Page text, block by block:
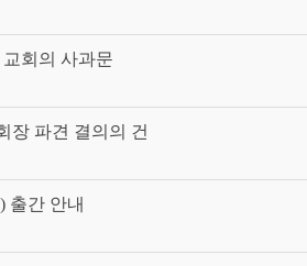
회의 사과문
장 파견 결의의 건
출간 안내